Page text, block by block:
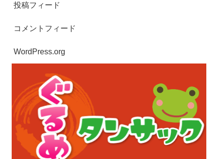
投稿フィード
コメントフィード
WordPress.org